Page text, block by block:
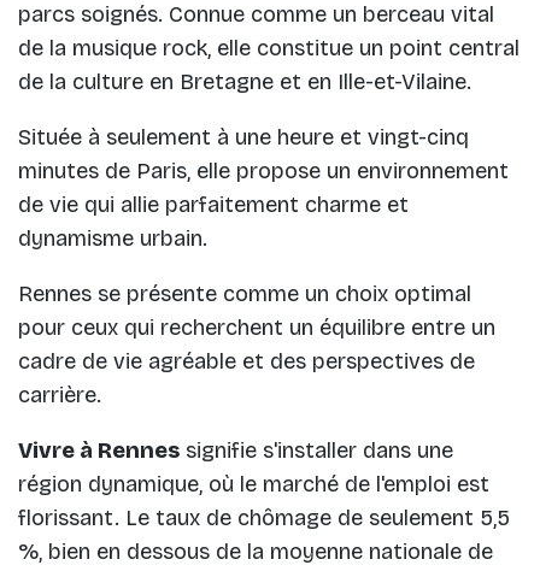
parcs soignés. Connue comme un berceau vital
de la musique rock, elle constitue un point central
de la culture en Bretagne et en Ille-et-Vilaine.
Située à seulement à une heure et vingt-cinq
minutes de Paris, elle propose un environnement
de vie qui allie parfaitement charme et
dynamisme urbain.
Rennes se présente comme un choix optimal
pour ceux qui recherchent un équilibre entre un
cadre de vie agréable et des perspectives de
carrière.
Vivre à Rennes signifie s'installer dans une
région dynamique, où le marché de l'emploi est
florissant. Le taux de chômage de seulement 5,5
%, bien en dessous de la moyenne nationale de